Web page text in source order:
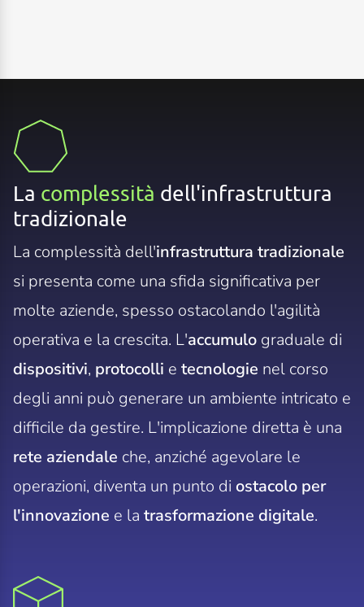
La complessità dell'infrastruttura
tradizionale
La complessità dell'infrastruttura tradizionale
si presenta come una sfida significativa per
molte aziende, spesso ostacolando l'agilità
operativa e la crescita. L'accumulo graduale di
dispositivi, protocolli e tecnologie nel corso
degli anni può generare un ambiente intricato e
difficile da gestire. L'implicazione diretta è una
rete aziendale che, anziché agevolare le
operazioni, diventa un punto di ostacolo per
l'innovazione e la trasformazione digitale.